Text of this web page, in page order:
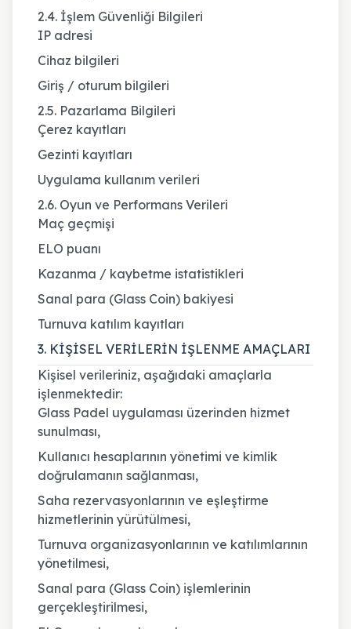
2.4. İşlem Güvenliği Bilgileri
IP adresi
Cihaz bilgileri
Giriş / oturum bilgileri
2.5. Pazarlama Bilgileri
Çerez kayıtları
Gezinti kayıtları
Uygulama kullanım verileri
2.6. Oyun ve Performans Verileri
Maç geçmişi
ELO puanı
Kazanma / kaybetme istatistikleri
Sanal para (Glass Coin) bakiyesi
Turnuva katılım kayıtları
3. KİŞİSEL VERİLERİN İŞLENME AMAÇLARI
Kişisel verileriniz, aşağıdaki amaçlarla
işlenmektedir:
Glass Padel uygulaması üzerinden hizmet
sunulması,
Kullanıcı hesaplarının yönetimi ve kimlik
doğrulamanın sağlanması,
Saha rezervasyonlarının ve eşleştirme
hizmetlerinin yürütülmesi,
Turnuva organizasyonlarının ve katılımlarının
yönetilmesi,
Sanal para (Glass Coin) işlemlerinin
gerçekleştirilmesi,